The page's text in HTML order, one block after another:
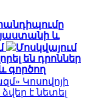
և
Մոսկվայում
են դրոններ
գործող
Կոսովոյի
է նետել